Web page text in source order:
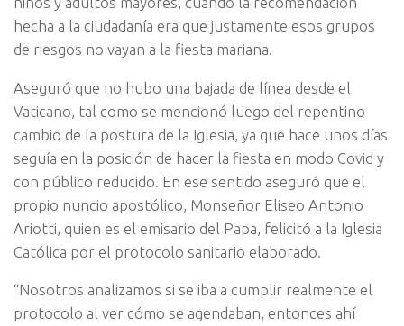
hecha a la ciudadanía era que justamente esos grupos
de riesgos no vayan a la fiesta mariana.
Aseguró que no hubo una bajada de línea desde el
Vaticano, tal como se mencionó luego del repentino
cambio de la postura de la Iglesia, ya que hace unos días
seguía en la posición de hacer la fiesta en modo Covid y
con público reducido. En ese sentido aseguró que el
propio nuncio apostólico, Monseñor Eliseo Antonio
Ariotti, quien es el emisario del Papa, felicitó a la Iglesia
Católica por el protocolo sanitario elaborado.
“Nosotros analizamos si se iba a cumplir realmente el
protocolo al ver cómo se agendaban, entonces ahí